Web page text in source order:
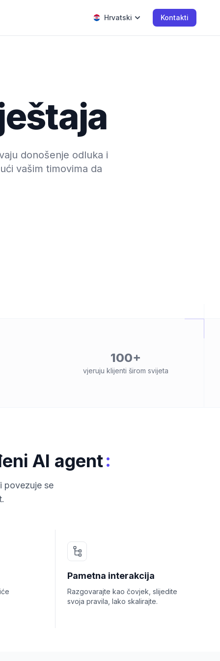
Hrvatski Kontakti
donošenje odluka i
vašim timovima da
100+
vjeruju klijenti širom svijeta
AI agent:
povezuje se
Pametna interakcija
Razgovarajte kao čovjek, slijedite
svoja pravila, lako skalirajte.